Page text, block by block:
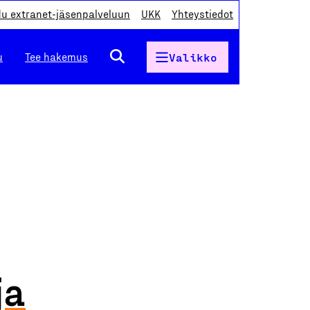
extranet-jäsenpalveluun UKK Yhteystiedot
Tee hakemus Valikko